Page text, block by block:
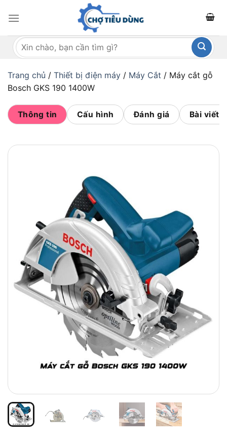
qua
dungTìm
kiếm:
Trang chủ / Thiết bị điện máy / Máy Cắt / Máy cắt gỗ
Bosch GKS 190 1400W
Thông tin Cấu hình Đánh giá Bài viết